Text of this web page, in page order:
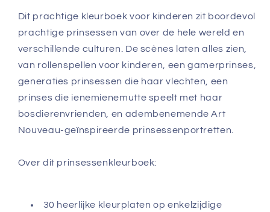
Dit prachtige kleurboek voor kinderen zit boordevol
prachtige prinsessen van over de hele wereld en
verschillende culturen. De scènes laten alles zien,
van rollenspellen voor kinderen, een gamerprinses,
generaties prinsessen die haar vlechten, een
prinses die ienemienemutte speelt met haar
bosdierenvrienden, en adembenemende Art
Nouveau-geïnspireerde prinsessenportretten.
Over dit prinsessenkleurboek:
30 heerlijke kleurplaten op enkelzijdige